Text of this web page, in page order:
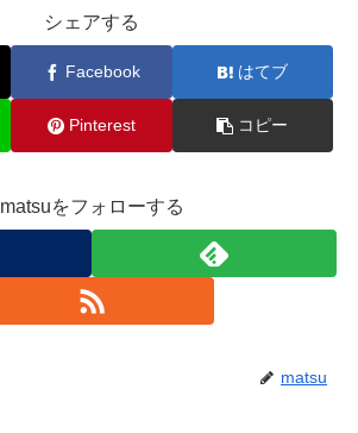
シェアする
Facebook はてブ
Pinterest コピー
matsuをフォローする
matsu